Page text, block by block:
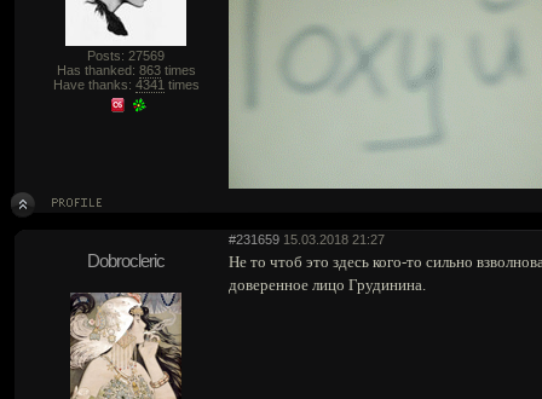
Posts: 27569
Has thanked: 863times
Have thanks: 4341 times
#231659 15.03.2018 21:27
Dobrocleric
Не то чтоб это здесь кого-то сильно
доверенное лицо Грудинина.